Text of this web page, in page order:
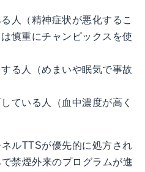
人（精神症状が悪化するこ
慎重にチャンピックスを使
る人（めまいや眠気で事故
ている人（血中濃度が高く
ルTTSが優先的に処方され
禁煙外来のプログラムが進